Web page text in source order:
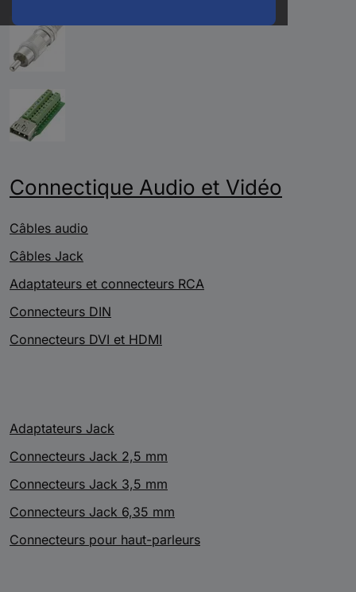
Connectique Audio et Vidéo
Câbles audio
Câbles Jack
Adaptateurs et connecteurs RCA
Connecteurs DIN
Connecteurs DVI et HDMI
Adaptateurs Jack
Connecteurs Jack 2,5 mm
Connecteurs Jack 3,5 mm
Connecteurs Jack 6,35 mm
Connecteurs pour haut-parleurs